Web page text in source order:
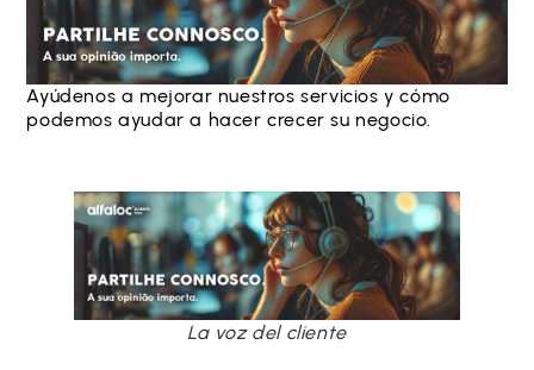
Ayúdenos a mejorar nuestros servicios y cómo
podemos ayudar a hacer crecer su negocio.
La voz del cliente